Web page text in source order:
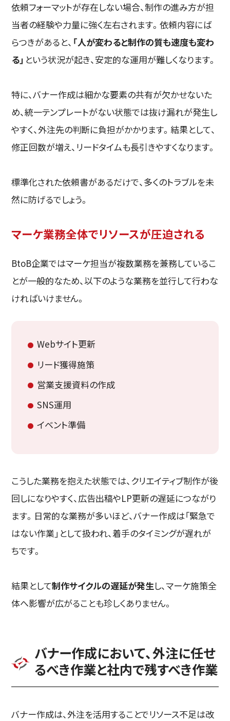
依頼フォーマットが存在しない場合、制作の進み方が担
当者の経験や力量に強く左右されます。依頼内容にば
らつきがあると、 「人が変わると制作の質も速度も変わ
る」 という状況が起き、安定的な運用が難しくなります。
特に、バナー作成は細かな要素の共有が欠かせないた
め、統一テンプレートがない状態では抜け漏れが発生し
やすく、外注先の判断に負担がかかります。結果として、
修正回数が増え、リードタイムも長引きやすくなります。
標準化された依頼書があるだけで、多くのトラブルを未
然に防げるでしょう。
マーケ業務全体でリソースが圧迫される
BtoB企業ではマーケ担当が複数業務を兼務しているこ
とが一般的なため、以下のような業務を並行して行わな
ければいけません。
Webサイト更新
リード獲得施策
営業支援資料の作成
SNS運用
イベント準備
こうした業務を抱えた状態では、クリエイティブ制作が後
回しになりやすく、広告出稿やLP更新の遅延につながり
ます。日常的な業務が多いほど、バナー作成は「緊急で
はない作業」として扱われ、着手のタイミングが遅れが
ちです。
結果として制作サイクルの遅延が発生し、マーケ施策全
体へ影響が広がることも珍しくありません。
バナー作成において、外注に任せ
るべき作業と社内で残すべき作業
バナー作成は、外注を活用することでリソース不足は改